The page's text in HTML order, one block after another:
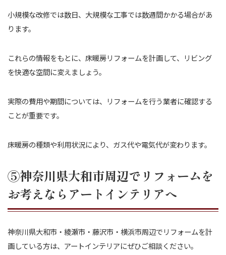
小規模な改修では数日、大規模な工事では数週間かかる場合があ
ります。
これらの情報をもとに、床暖房リフォームを計画して、リビング
を快適な空間に変えましょう。
実際の費用や期間については、リフォームを行う業者に確認する
ことが重要です。
床暖房の種類や利用状況により、ガス代や電気代が変わります。
⑤神奈川県大和市周辺でリフォームを
お考えならアートインテリアへ
神奈川県大和市・綾瀬市・藤沢市・横浜市周辺でリフォームを計
画している方は、アートインテリアにぜひご相談ください。